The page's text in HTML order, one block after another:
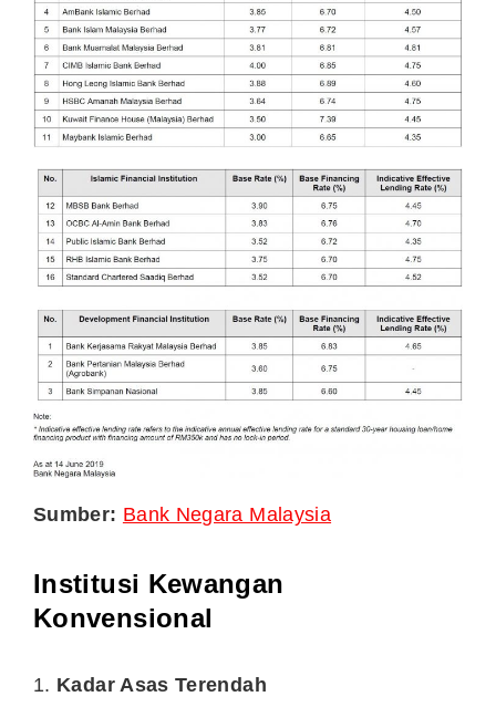
Sumber: Bank Negara Malaysia
Institusi Kewangan
Konvensional
1. Kadar Asas Terendah